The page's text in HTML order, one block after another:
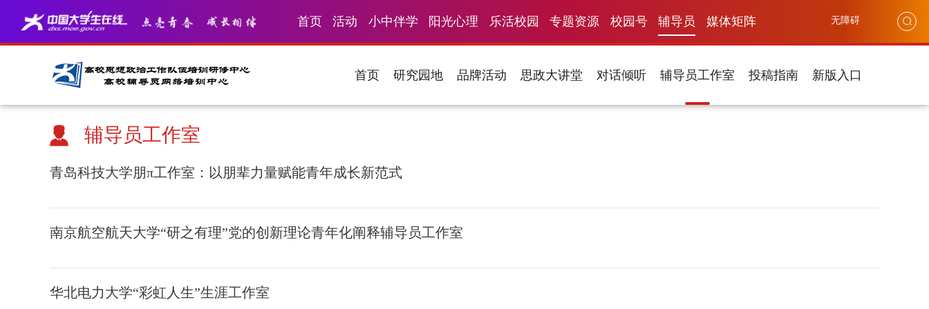
首页 活动 小中伴学 阳光心理 乐活校园 专题资源 校园号 辅导员 媒体矩阵 无障碍
首页 研究园地 品牌活动 思政大讲堂 对话倾听 辅导员工作室 投稿指南 新版入口
辅导员工作室
青岛科技大学朋π工作室：以朋辈力量赋能青年成长新范式
南京航空航天大学“研之有理”党的创新理论青年化阐释辅导员工作室
华北电力大学“彩虹人生”生涯工作室